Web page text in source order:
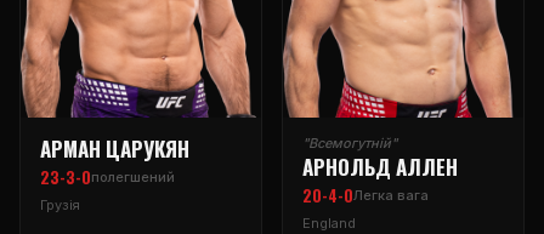
АРМАН ЦАРУКЯН
23-3-0полегшений
Грузія
"Всемогутній"
АРНОЛЬД АЛЛЕН
20-4-0Легка вага
England